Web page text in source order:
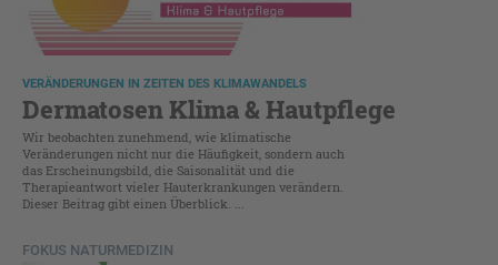
VERÄNDERUNGEN IN ZEITEN DES KLIMAWANDELS
Dermatosen Klima & Hautpflege
Wir beobachten zunehmend, wie klimatische
Veränderungen nicht nur die Häufigkeit, sondern auch
das Erscheinungsbild, die Saisonalität und die
Therapieantwort vieler Hauterkrankungen verändern.
Dieser Beitrag gibt einen Überblick. ...
FOKUS NATURMEDIZIN